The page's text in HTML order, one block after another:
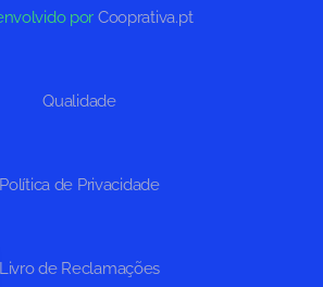
por Cooprativa.pt
Qualidade
Política de Privacidade
Livro de Reclamações